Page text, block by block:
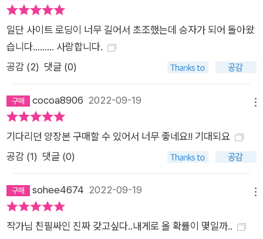
일단 사이트 로딩이 너무 길어서 초조했는데 승자가 되어 돌아왔
습니다......... 사랑합니다.
공감 (2) 댓글 (0)
cocoa8906 2022-09-19
기다리던 양장본 구매할 수 있어서 너무 좋네요!! 기대되요
공감 (1) 댓글 (0)
sohee4674 2022-09-19
작가님 친필싸인 진짜 갖고싶다..내게로 올 확률이 몇일까..